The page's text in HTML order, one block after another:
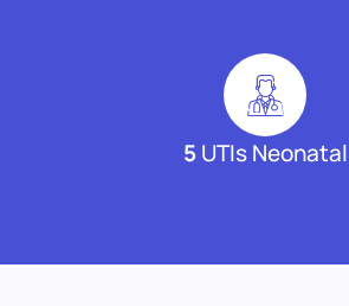
5UTIs Neonatal